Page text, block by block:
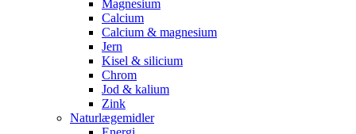
Magnesium
Calcium
Calcium & magnesium
Jern
Kisel & silicium
Chrom
Jod & kalium
Zink
Naturlægemidler